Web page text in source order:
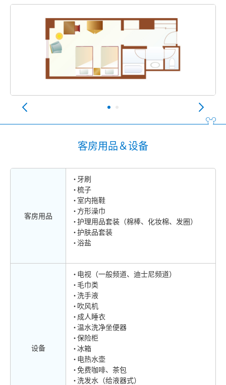
客房用品＆设备
客房用品
牙刷
梳子
室内拖鞋
方形澡巾
护理用品套装（棉棒、化妆棉、发圈）
护肤品套装
浴盐
设备
电视（一般频道、迪士尼频道）
毛巾类
洗手液
吹风机
成人睡衣
温水洗净坐便器
保险柜
冰箱
电热水壶
免费咖啡、茶包
洗发水（给液器式）